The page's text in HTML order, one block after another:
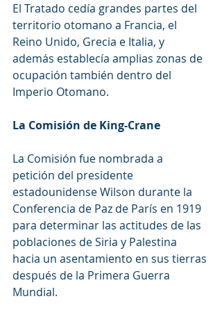
El Tratado cedía grandes partes del
territorio otomano a Francia, el
Reino Unido, Grecia e Italia, y
además establecía amplias zonas de
ocupación también dentro del
Imperio Otomano.
La Comisión de King-Crane
La Comisión fue nombrada a
petición del presidente
estadounidense Wilson durante la
Conferencia de Paz de París en 1919
para determinar las actitudes de las
poblaciones de Siria y Palestina
hacia un asentamiento en sus tierras
después de la Primera Guerra
Mundial.